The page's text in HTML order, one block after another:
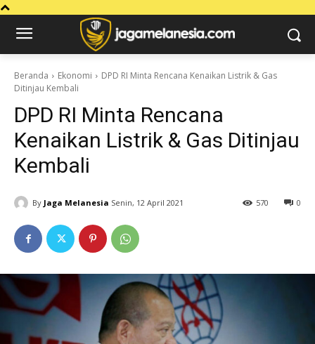
Beranda Ekonomi
DPD RI Minta Rencana Kenaikan Listrik & Gas
Ditinjau Kembali
DPD RI Minta Rencana
Kenaikan Listrik & Gas Ditinjau
Kembali
By Jaga Melanesia Senin, 12 April 2021 0
570